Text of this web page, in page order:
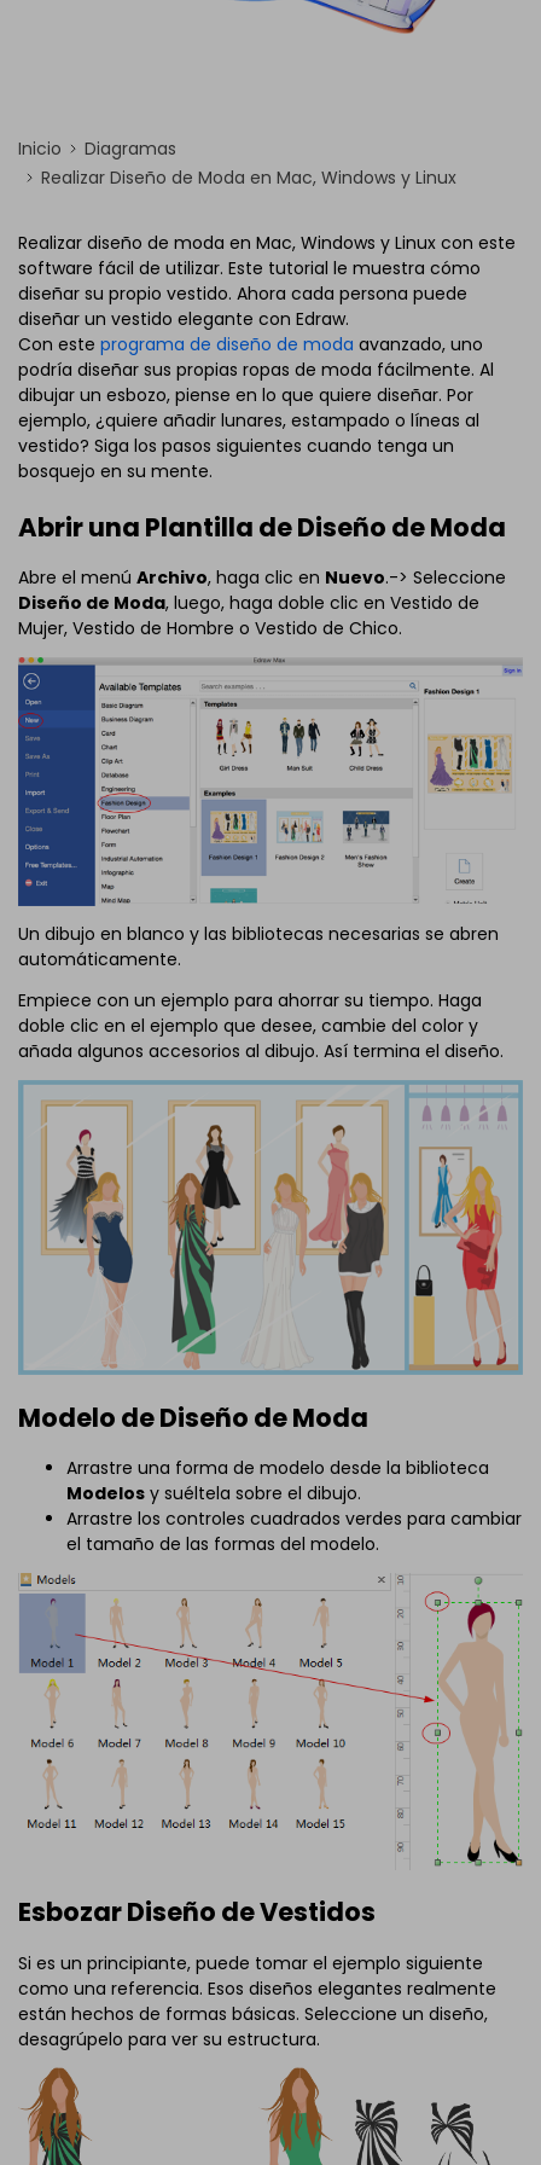
Inicio
Diagramas
Realizar Diseño de Moda en Mac, Windows y Linux
Realizar diseño de moda en Mac, Windows y Linux con este
software fácil de utilizar. Este tutorial le muestra cómo
diseñar su propio vestido. Ahora cada persona puede
diseñar un vestido elegante con Edraw.
Con este programa de diseño de moda avanzado, uno
podría diseñar sus propias ropas de moda fácilmente. Al
dibujar un esbozo, piense en lo que quiere diseñar. Por
ejemplo, ¿quiere añadir lunares, estampado o líneas al
vestido? Siga los pasos siguientes cuando tenga un
bosquejo en su mente.
Abrir una Plantilla de Diseño de Moda
Abre el menú Archivo, haga clic en Nuevo.-> Seleccione
Diseño de Moda, luego, haga doble clic en Vestido de
Mujer, Vestido de Hombre o Vestido de Chico.
Un dibujo en blanco y las bibliotecas necesarias se abren
automáticamente.
Empiece con un ejemplo para ahorrar su tiempo. Haga
doble clic en el ejemplo que desee, cambie del color y
añada algunos accesorios al dibujo. Así termina el diseño.
Modelo de Diseño de Moda
Arrastre una forma de modelo desde la biblioteca
Modelos y suéltela sobre el dibujo.
Arrastre los controles cuadrados verdes para cambiar
el tamaño de las formas del modelo.
Esbozar Diseño de Vestidos
Si es un principiante, puede tomar el ejemplo siguiente
como una referencia. Esos diseños elegantes realmente
están hechos de formas básicas. Seleccione un diseño,
desagrúpelo para ver su estructura.